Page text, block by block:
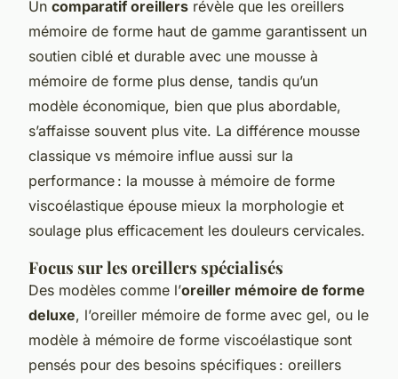
Un comparatif oreillers révèle que les oreillers
mémoire de forme haut de gamme garantissent un
soutien ciblé et durable avec une mousse à
mémoire de forme plus dense, tandis qu’un
modèle économique, bien que plus abordable,
s’affaisse souvent plus vite. La différence mousse
classique vs mémoire influe aussi sur la
performance : la mousse à mémoire de forme
viscoélastique épouse mieux la morphologie et
soulage plus efficacement les douleurs cervicales.
Focus sur les oreillers spécialisés
Des modèles comme l’oreiller mémoire de forme
deluxe, l’oreiller mémoire de forme avec gel, ou le
modèle à mémoire de forme viscoélastique sont
pensés pour des besoins spécifiques : oreillers